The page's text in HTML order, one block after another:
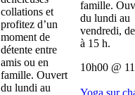
collations et
profitez d’un
moment de
détente entre
amis ou en
famille. Ouvert
du lundi au
famille.
du lundi au
vendredi,
à 15 h.
10h00 @